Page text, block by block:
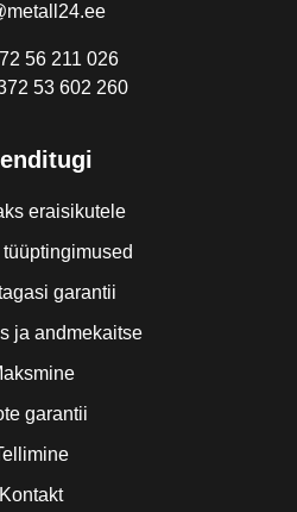
56 211 026
53 602 260
eraisikutele
tüüptingimused
garantii
ja andmekaitse
garantii
Kontakt